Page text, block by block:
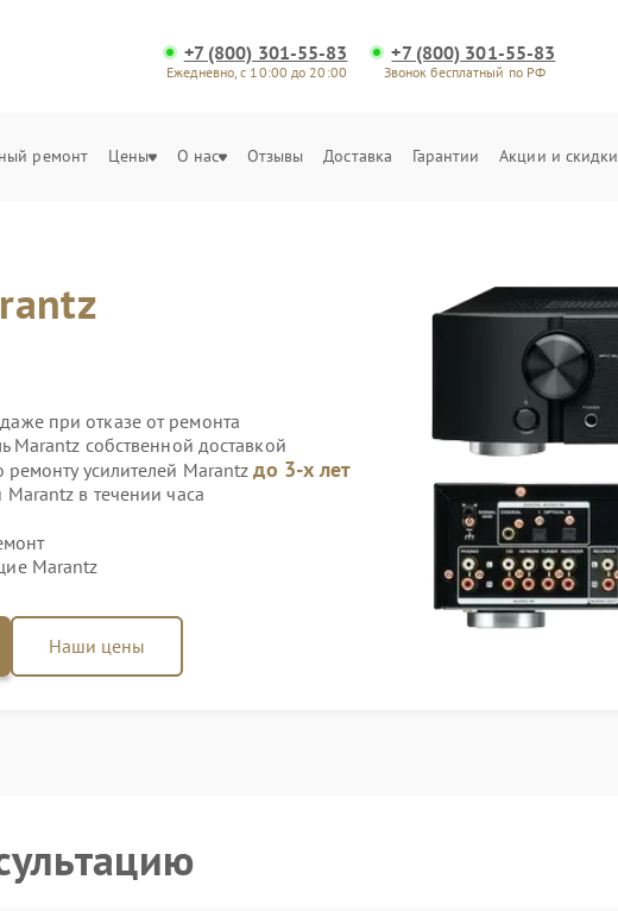
+7 (800) 301-55-83
Ежедневно, с 10:00 до 20:00
+7 (800) 301-55-83
Звонок бесплатный по РФ
ремонт Цены О нас Отзывы Доставка Гарантии Акции и скидки
даже при отказе от ремонта
Marantz собственной доставкой
усилителей Marantzдо 3-х лет
в течении часа
Marantz
Наши цены